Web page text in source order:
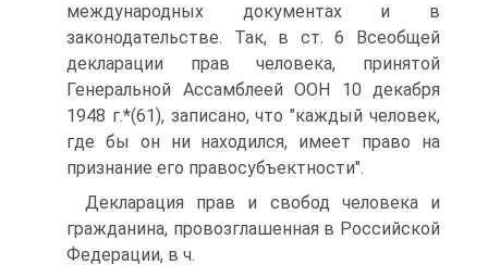
международных документах и в
законодательстве. Так, в ст. 6 Всеобщей
декларации прав человека, принятой
Генеральной Ассамблеей ООН 10 декабря
1948 г.*(61), записано, что "каждый человек,
где бы он ни находился, имеет право на
признание его правосубъектности".
Декларация прав и свобод человека и
гражданина, провозглашенная в Российской
Федерации, в ч.